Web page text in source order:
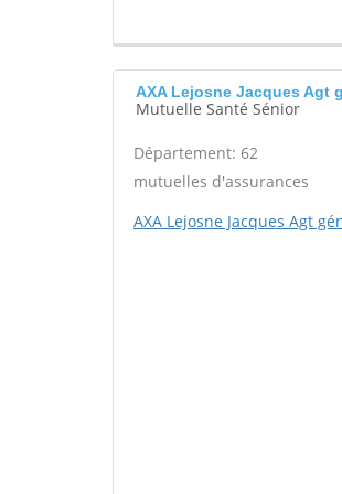
AXA Lejosne Jacques Agt
Mutuelle Santé Sénior
Département: 62
mutuelles d'assurances
AXA Lejosne Jacques Agt